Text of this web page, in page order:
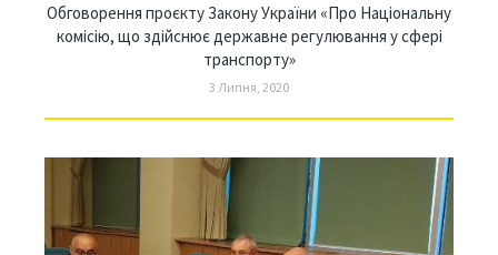
Обговорення проєкту Закону України «Про Національну
комісію, що здійснює державне регулювання у сфері
транспорту»
3 Липня, 2020